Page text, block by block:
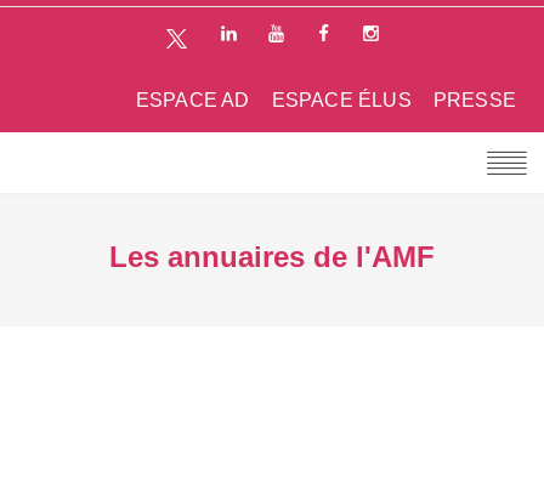
PRESSE
ESPACE ÉLUS
ESPACE AD
Les annuaires de l'AMF